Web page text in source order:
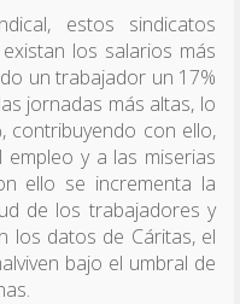
estos sindicatos
los salarios más
un trabajador un 17%
jornadas más altas, lo
contribuyendo con ello,
y a las miserias
ello se incrementa la
de los trabajadores y
los datos de Cáritas, el
bajo el umbral de